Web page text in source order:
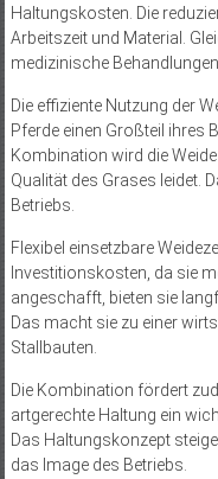
Haltungskosten. Die
Arbeitszeit und Material.
medizinische
Die effiziente Nutzung der
Pferde einen Großteil ihres
Kombination wird die
Qualität des Grases leidet.
Betriebs.
Flexibel einsetzbare
Investitionskosten, da sie
angeschafft, bieten sie
Das macht sie zu einer
Stallbauten.
Die Kombination fördert
artgerechte Haltung ein
Das Haltungskonzept
das Image des Betriebs.